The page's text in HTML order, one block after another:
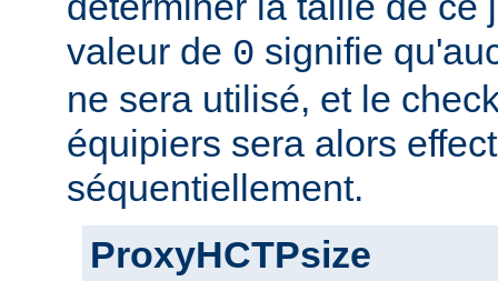
valeur de 0 signifie
ne sera utilisé, et le
équipiers sera alors
séquentiellement.
ProxyHCTPsize